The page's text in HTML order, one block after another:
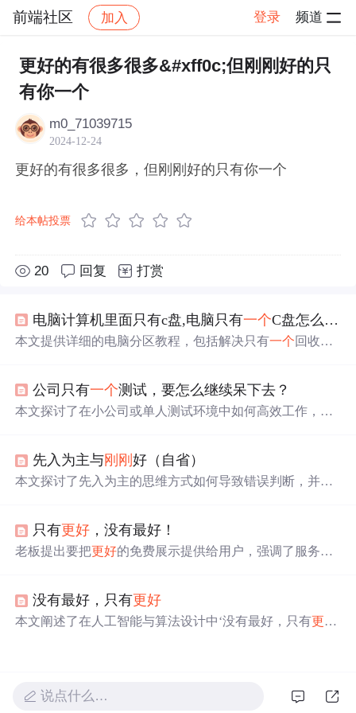
前端社区 加入 登录 频道
社区 前端社区 感慨 帖子详情
更好的有很多很多&#xff0c;但刚刚好的只
有你一个
m0_71039715
2024-12-24
更好的有很多很多，但刚刚好的只有你一个
给本帖投票
20 回复 打赏
电脑计算机里面只有c盘,电脑只有一个C盘怎么办？一招教你正确分区！
本文提供详细的电脑分区教程，包括解决只有一个回收站
公司只有一个测试，要怎么继续呆下去？
本文探讨了在小公司或单人测试环境中如何高效工作，分
解决方案。,
先入为主与刚刚好（自省）
本文探讨了先入为主的思维方式如何导致错误判断，并分
差。只有更好 ，没有最好！
老板提出要把更好的免费展示提供给用户，强调了服务用
没有最好，只有更好
本文阐述了在人工智能与算法设计中‘没有最好，只有更好
节，是提升系统鲁棒性与泛化能力的重要指导原则。
说点什么…